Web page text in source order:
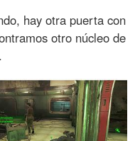
hay otra puerta con
otro núcleo de